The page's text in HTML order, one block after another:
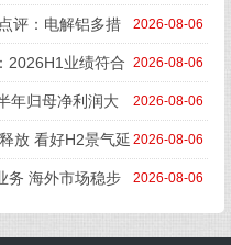
2026-08-06
评：电解铝多措
2026-08-06
2026H1业绩符合
2026-08-06
年归母净利润大
2026-08-06
放 看好H2景气延
2026-08-06
务 海外市场稳步